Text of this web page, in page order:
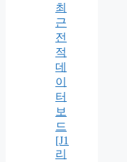
최
근
전
적
데
이
터
보
드
[J1
리